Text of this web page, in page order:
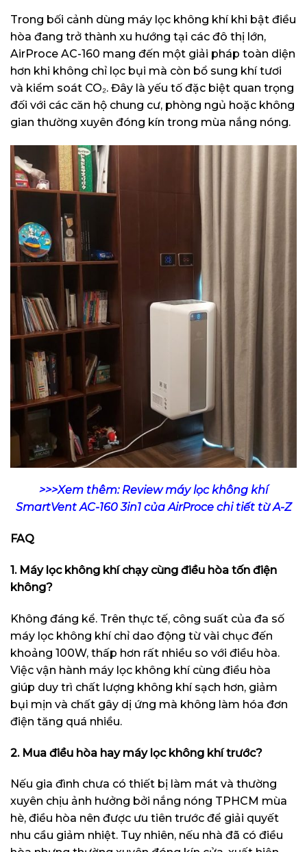
Trong bối cảnh dùng máy lọc không khí khi bật điều
hòa đang trở thành xu hướng tại các đô thị lớn,
AirProce AC-160 mang đến một giải pháp toàn diện
hơn khi không chỉ lọc bụi mà còn bổ sung khí tươi
và kiểm soát CO₂. Đây là yếu tố đặc biệt quan trọng
đối với các căn hộ chung cư, phòng ngủ hoặc không
gian thường xuyên đóng kín trong mùa nắng nóng.
>>>Xem thêm: Review máy lọc không khí
SmartVent AC-160 3in1 của AirProce chi tiết từ A-Z
FAQ
1. Máy lọc không khí chạy cùng điều hòa tốn điện
không?
Không đáng kể. Trên thực tế, công suất của đa số
máy lọc không khí chỉ dao động từ vài chục đến
khoảng 100W, thấp hơn rất nhiều so với điều hòa.
Việc vận hành máy lọc không khí cùng điều hòa
giúp duy trì chất lượng không khí sạch hơn, giảm
bụi mịn và chất gây dị ứng mà không làm hóa đơn
điện tăng quá nhiều.
2. Mua điều hòa hay máy lọc không khí trước?
Nếu gia đình chưa có thiết bị làm mát và thường
xuyên chịu ảnh hưởng bởi nắng nóng TPHCM mùa
hè, điều hòa nên được ưu tiên trước để giải quyết
nhu cầu giảm nhiệt. Tuy nhiên, nếu nhà đã có điều